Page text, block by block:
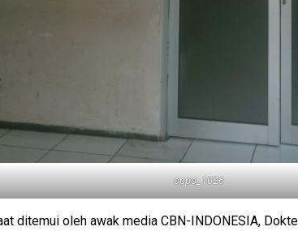
oppo_1026
ditemui oleh awak media CBN-INDONESIA,